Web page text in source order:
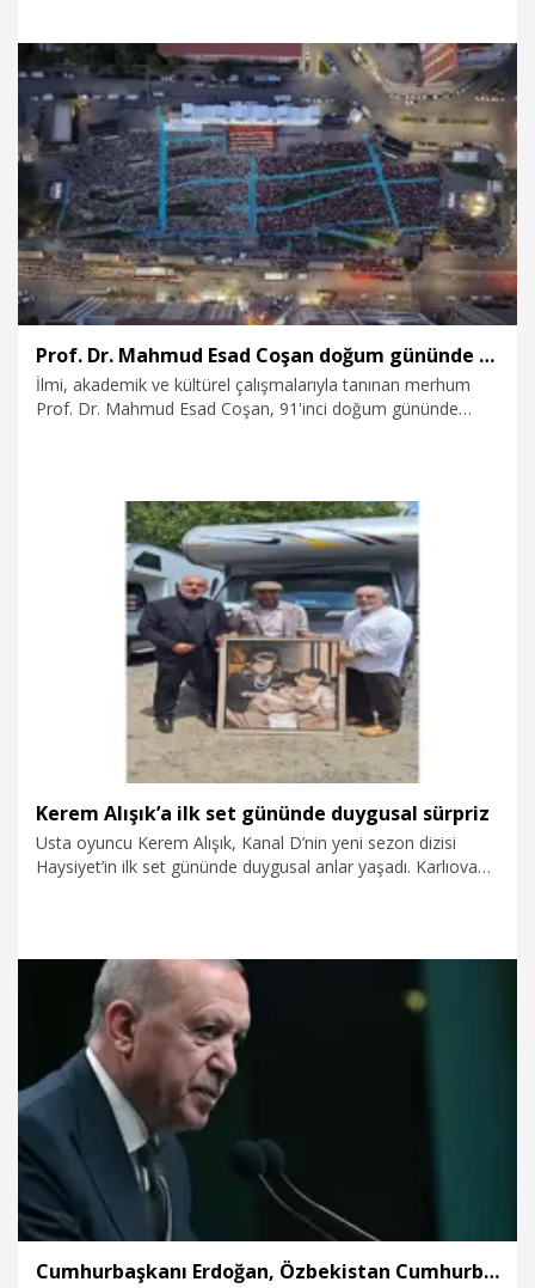
27.07.2026 Video
Prof. Dr. Mahmud Esad Coşan doğum gününde Elazığ'da anıldı
İlmi, akademik ve kültürel çalışmalarıyla tanınan merhum
Prof. Dr. Mahmud Esad Coşan, 91'inci doğum gününde
Kültür&Sanat
Kerem Alışık’a ilk set gününde duygusal sürpriz
Usta oyuncu Kerem Alışık, Kanal D’nin yeni sezon dizisi
Haysiyet’in ilk set gününde duygusal anlar yaşadı. Karlıova
anlamlı hediyeyle duygulandı.
25.07.2026 Kültür&Sanat
Cumhurbaşkanı Erdoğan, Özbekistan Cumhurbaşkanı Mirziyoyev ile telefonda görüştü